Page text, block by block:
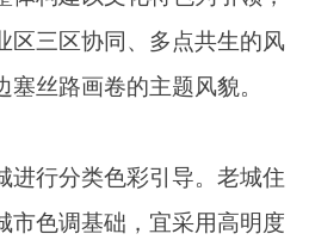
分钟居住区生活圈和4
置行政管理、文化、教
、商业等社区服务设